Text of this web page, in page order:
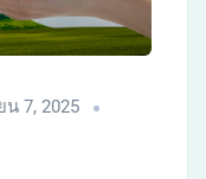
น 7, 2025